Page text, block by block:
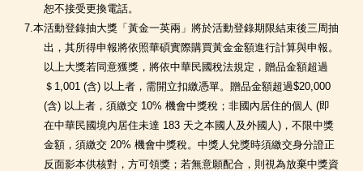
恕不接受更換電話。
7.本活動登錄抽大獎「黃金一英兩」將於活動登錄期限結束後三周抽
出，其所得申報將依照華碩實際購買黃金金額進行計算與申報。
以上大獎若同意獲獎，將依中華民國稅法規定，贈品金額超過
＄1,001 (含) 以上者，需開立扣繳憑單。贈品金額超過$20,000
(含) 以上者，須繳交 10% 機會中獎稅；非國內居住的個人 (即
在中華民國境內居住未達 183 天之本國人及外國人)，不限中獎
金額，須繳交 20% 機會中獎稅。中獎人兌獎時須繳交身分證正
反面影本供核對，方可領獎；若無意願配合，則視為放棄中獎資